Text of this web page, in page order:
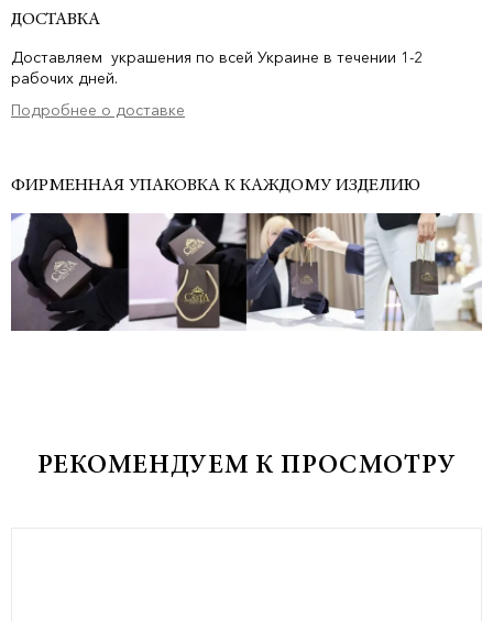
ДОСТАВКА
Доставляем украшения по всей Украине в течении 1-2
рабочих дней.
Подробнее о доставке
ФИРМЕННАЯ УПАКОВКА К КАЖДОМУ ИЗДЕЛИЮ
РЕКОМЕНДУЕМ К ПРОСМОТРУ